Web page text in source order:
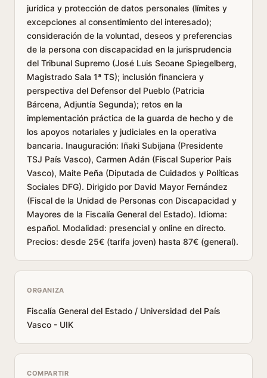
jurídica y protección de datos personales (límites y
excepciones al consentimiento del interesado);
consideración de la voluntad, deseos y preferencias
de la persona con discapacidad en la jurisprudencia
del Tribunal Supremo (José Luis Seoane Spiegelberg,
Magistrado Sala 1ª TS); inclusión financiera y
perspectiva del Defensor del Pueblo (Patricia
Bárcena, Adjuntía Segunda); retos en la
implementación práctica de la guarda de hecho y de
los apoyos notariales y judiciales en la operativa
bancaria. Inauguración: Iñaki Subijana (Presidente
TSJ País Vasco), Carmen Adán (Fiscal Superior País
Vasco), Maite Peña (Diputada de Cuidados y Políticas
Sociales DFG). Dirigido por David Mayor Fernández
(Fiscal de la Unidad de Personas con Discapacidad y
Mayores de la Fiscalía General del Estado). Idioma:
español. Modalidad: presencial y online en directo.
Precios: desde 25€ (tarifa joven) hasta 87€ (general).
ORGANIZA
Fiscalía General del Estado / Universidad del País
Vasco - UIK
COMPARTIR